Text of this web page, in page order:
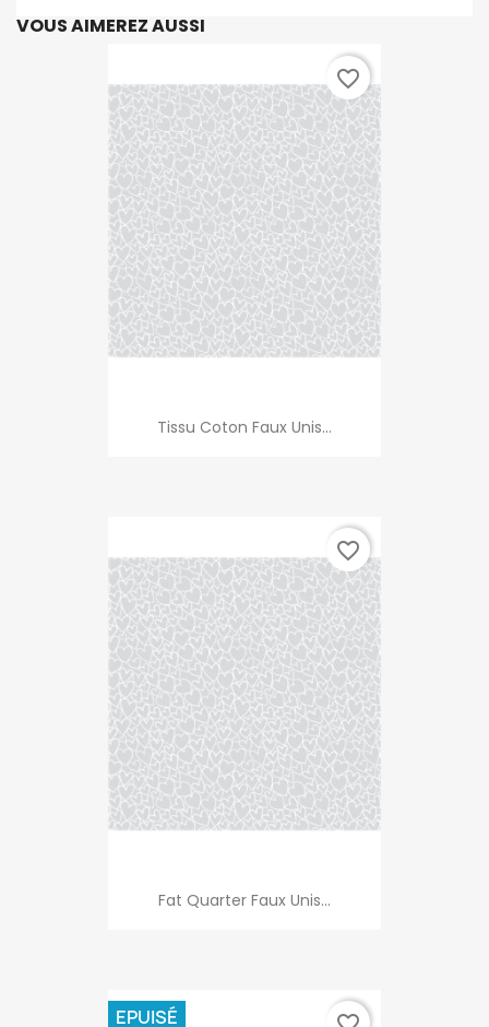
VOUS AIMEREZ AUSSI
Tissu Coton Faux Unis...
favorite_border
Fat Quarter Faux Unis...
favorite_border
EPUISÉ